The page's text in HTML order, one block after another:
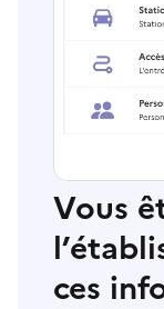
Vous
ces